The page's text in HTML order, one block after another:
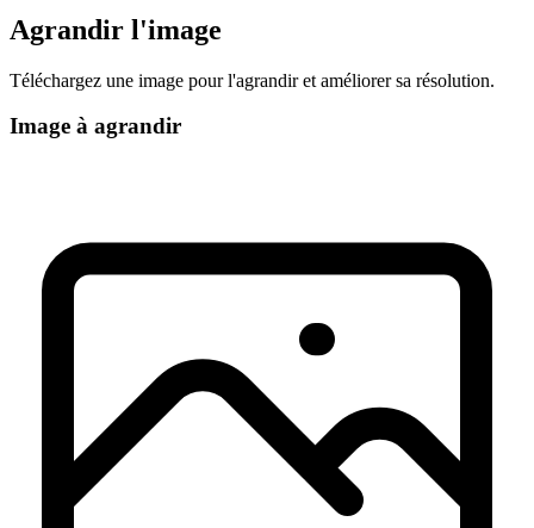
Agrandir l'image
Téléchargez une image pour l'agrandir et améliorer sa résolution.
Image à agrandir